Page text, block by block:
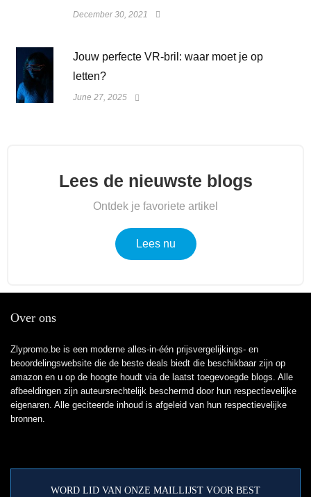
December 30, 2021
Jouw perfecte VR-bril: waar moet je op
letten?
June 27, 2025
Lees de nieuwste blogs
Ontdek je favoriete artikel
Lees nu
Over ons
Zlypromo.be is een moderne alles-in-één prijsvergelijkings- en
beoordelingswebsite die de beste deals biedt die beschikbaar zijn op
amazon en u op de hoogte houdt via de laatst toegevoegde blogs. Alle
afbeeldingen zijn auteursrechtelijk beschermd door hun respectievelijke
eigenaren. Alle geciteerde inhoud is afgeleid van hun respectievelijke
bronnen.
WORD LID VAN ONZE MAILLIJST VOOR BEST